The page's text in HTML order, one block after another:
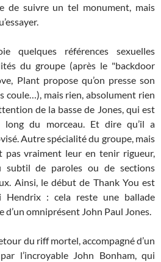
de suivre un tel monument, mais
quelques références sexuelles
du groupe (après le "backdoor
Plant propose qu’on presse son
coule…), mais rien, absolument rien
de la basse de Jones, qui est
long du morceau. Et dire qu’il a
Autre spécialité du groupe, mais
pas vraiment leur en tenir rigueur,
subtil de paroles ou de sections
Ainsi, le début de Thank You est
Hendrix : cela reste une ballade
d’un omniprésent John Paul Jones.
du riff mortel, accompagné d’un
l’incroyable John Bonham, qui